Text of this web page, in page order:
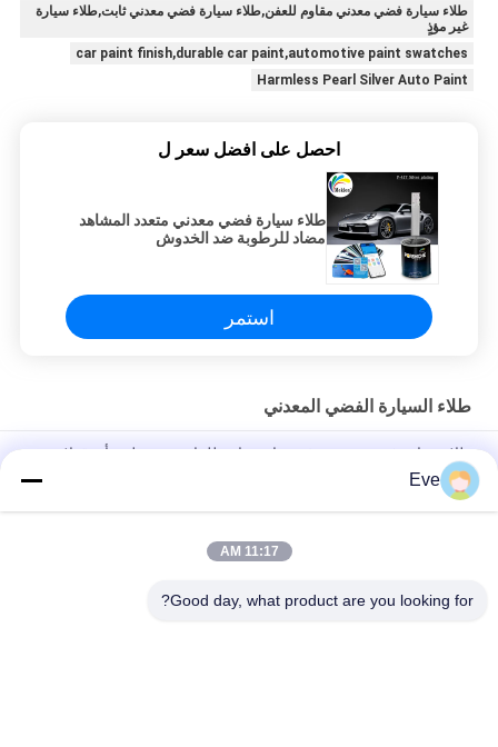
طلاء سيارة فضي معدني مقاوم للعفن,طلاء سيارة فضي معدني ثابت,طلاء سيارة
غير مؤذٍ
car paint finish,durable car paint,automotive paint swatches
Harmless Pearl Silver Auto Paint
احصل على افضل سعر ل
طلاء سيارة فضي معدني متعدد المشاهد
مضاد للرطوبة ضد الخدوش
استمر
طلاء السيارة الفضي المعدني
طلاء سيارة فضي معدني غير سام مقاوم للماء مستقر لون أزرق لامع
طلاء سيارات أحمر برتقالية دائمة المقاومة للحرارة طلاء سبرايز معدني
عديم الرائحة للسيارات
معاد للرطوبة الفضية المعدنية طلاء السيارة القاعدة المعادية للأشعة
Eve
11:17 AM
Good day, what product are you looking for?